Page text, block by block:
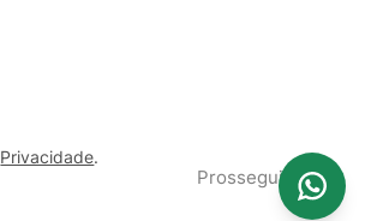
Privacidade.
Prosseguir